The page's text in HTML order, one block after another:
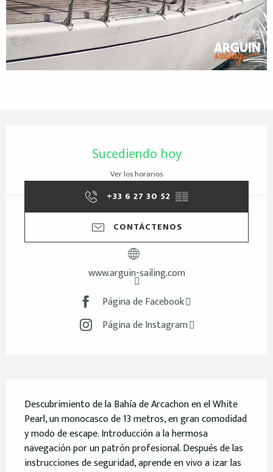
Sucediendo hoy
Ver los horarios
+33 6 27 30 52 ▒▒
CONTÁCTENOS
www.arguin-sailing.com
Página de Facebook
Página de Instagram
Descubrimiento de la Bahía de Arcachon en el White
Pearl, un monocasco de 13 metros, en gran comodidad
y modo de escape. Introducción a la hermosa
navegación por un patrón profesional. Después de las
instrucciones de seguridad, aprende en vivo a izar las